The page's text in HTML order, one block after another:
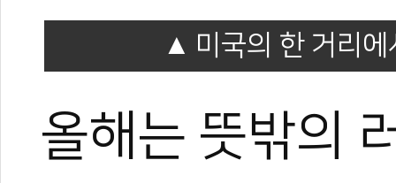
미국의 한 거리
올해는 뜻밖의